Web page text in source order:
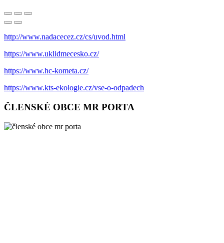
http://www.nadacecez.cz/cs/uvod.html
https://www.uklidmecesko.cz/
https://www.hc-kometa.cz/
https://www.kts-ekologie.cz/vse-o-odpadech
ČLENSKÉ OBCE MR PORTA